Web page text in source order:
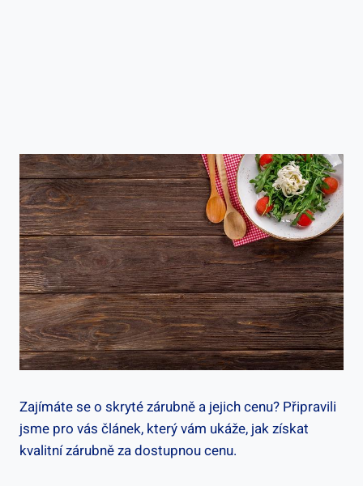
Zajímáte se o skryté zárubně a jejich cenu? Připravili
jsme pro vás článek, který vám ukáže, jak získat
kvalitní zárubně za dostupnou cenu.